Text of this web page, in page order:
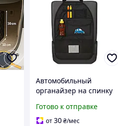
Автомобильный
органайзер на спинку
детским дизайном,
местом для бутылки
Готово к отправке
от30 ₴/мес